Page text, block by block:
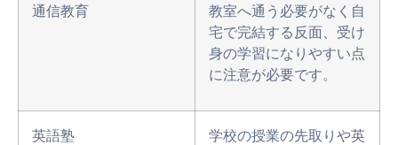
通信教育
教室へ通う必要がなく自
宅で完結する反面、受け
身の学習になりやすい点
に注意が必要です。
英語塾
学校の授業の先取りや英